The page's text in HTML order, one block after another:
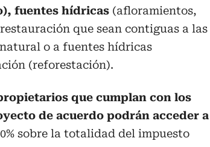
fuentes hídricas (afloramientos,
que sean contiguas a las
o a fuentes hídricas
(reforestación).
que cumplan con los
de acuerdo podrán acceder a
sobre la totalidad del impuesto